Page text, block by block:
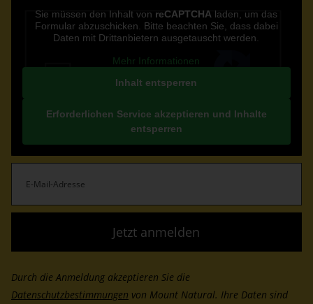
Sie müssen den Inhalt von reCAPTCHA laden, um das
Formular abzuschicken. Bitte beachten Sie, dass dabei
Daten mit Drittanbietern ausgetauscht werden.
Mehr Informationen
Inhalt entsperren
Erforderlichen Service akzeptieren und Inhalte
entsperren
Mail-
Adresse(erforderlich)
Durch die Anmeldung akzeptieren Sie die
Datenschutzbestimmungen von Mount Natural. Ihre Daten sind